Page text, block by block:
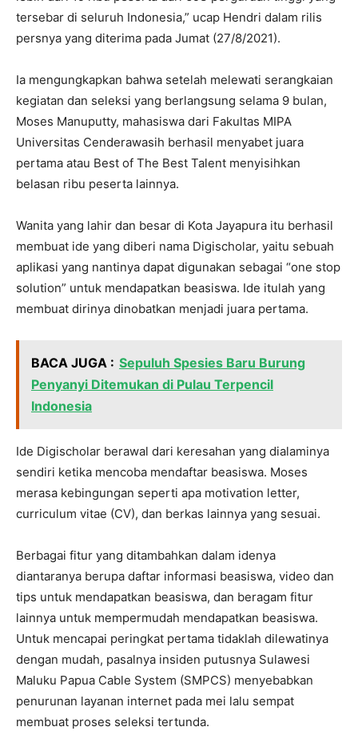
tersebar di seluruh Indonesia,” ucap Hendri dalam rilis
persnya yang diterima pada Jumat (27/8/2021).
Ia mengungkapkan bahwa setelah melewati serangkaian
kegiatan dan seleksi yang berlangsung selama 9 bulan,
Moses Manuputty, mahasiswa dari Fakultas MIPA
Universitas Cenderawasih berhasil menyabet juara
pertama atau Best of The Best Talent menyisihkan
belasan ribu peserta lainnya.
Wanita yang lahir dan besar di Kota Jayapura itu berhasil
membuat ide yang diberi nama Digischolar, yaitu sebuah
aplikasi yang nantinya dapat digunakan sebagai “one stop
solution” untuk mendapatkan beasiswa. Ide itulah yang
membuat dirinya dinobatkan menjadi juara pertama.
BACA JUGA : Sepuluh Spesies Baru Burung
Penyanyi Ditemukan di Pulau Terpencil
Indonesia
Ide Digischolar berawal dari keresahan yang dialaminya
sendiri ketika mencoba mendaftar beasiswa. Moses
merasa kebingungan seperti apa motivation letter,
curriculum vitae (CV), dan berkas lainnya yang sesuai.
Berbagai fitur yang ditambahkan dalam idenya
diantaranya berupa daftar informasi beasiswa, video dan
tips untuk mendapatkan beasiswa, dan beragam fitur
lainnya untuk mempermudah mendapatkan beasiswa.
Untuk mencapai peringkat pertama tidaklah dilewatinya
dengan mudah, pasalnya insiden putusnya Sulawesi
Maluku Papua Cable System (SMPCS) menyebabkan
penurunan layanan internet pada mei lalu sempat
membuat proses seleksi tertunda.